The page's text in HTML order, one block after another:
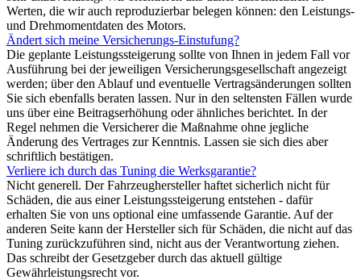
Werten, die wir auch reproduzierbar belegen können: den Leistungs-
und Drehmomentdaten des Motors.
Ändert sich meine Versicherungs-Einstufung?
Die geplante Leistungssteigerung sollte von Ihnen in jedem Fall vor
Ausführung bei der jeweiligen Versicherungsgesellschaft angezeigt
werden; über den Ablauf und eventuelle Vertragsänderungen sollten
Sie sich ebenfalls beraten lassen. Nur in den seltensten Fällen wurde
uns über eine Beitragserhöhung oder ähnliches berichtet. In der
Regel nehmen die Versicherer die Maßnahme ohne jegliche
Änderung des Vertrages zur Kenntnis. Lassen sie sich dies aber
schriftlich bestätigen.
Verliere ich durch das Tuning die Werksgarantie?
Nicht generell. Der Fahrzeughersteller haftet sicherlich nicht für
Schäden, die aus einer Leistungssteigerung entstehen - dafür
erhalten Sie von uns optional eine umfassende Garantie. Auf der
anderen Seite kann der Hersteller sich für Schäden, die nicht auf das
Tuning zurückzuführen sind, nicht aus der Verantwortung ziehen.
Das schreibt der Gesetzgeber durch das aktuell gültige
Gewährleistungsrecht vor.